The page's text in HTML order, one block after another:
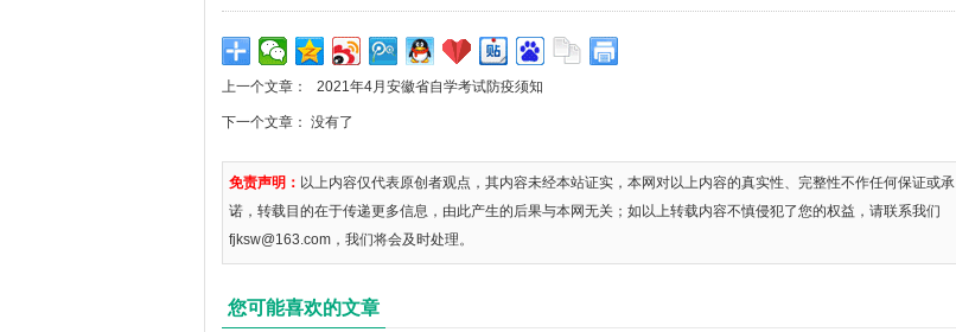
上一个文章： 2021年4月安徽省自学考试防疫须知
下一个文章： 没有了
免责声明： 以上内容仅代表原创者观点，其内容未经本站证实，本网对以上内容的真实性、完整性不作任何保证或承
诺，转载目的在于传递更多信息，由此产生的后果与本网无关；如以上转载内容不慎侵犯了您的权益，请联系我们
fjksw@163.com，我们将会及时处理。
您可能喜欢的文章